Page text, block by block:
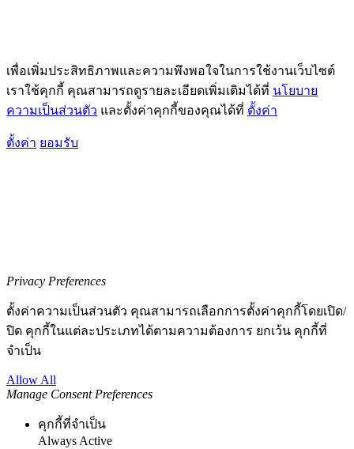
เพื่อเพิ่มประสิทธิภาพและความพึงพอใจในการใช้งานเว็บไซต์
เราใช้คุกกี้ คุณสามารถดูรายละเอียดเพิ่มเติมได้ที่ นโยบาย
ความเป็นส่วนตัว และตั้งค่าคุกกี้ของคุณได้ที่ ตั้งค่า
ตั้งค่า ยอมรับ
Privacy Preferences
ตั้งค่าความเป็นส่วนตัว คุณสามารถเลือกการตั้งค่าคุกกี้โดยเปิด/
ปิด คุกกี้ในแต่ละประเภทได้ตามความต้องการ ยกเว้น คุกกี้ที่
จำเป็น
Allow All
Manage Consent Preferences
คุกกี้ที่จำเป็น
Always Active